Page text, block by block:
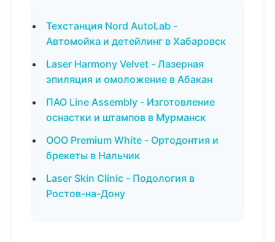
Техстанция Nord AutoLab -
Автомойка и детейлинг в Хабаровск
Laser Harmony Velvet - Лазерная
эпиляция и омоложение в Абакан
ПАО Line Assembly - Изготовление
оснастки и штампов в Мурманск
ООО Premium White - Ортодонтия и
брекеты в Нальчик
Laser Skin Clinic - Подология в
Ростов-на-Дону